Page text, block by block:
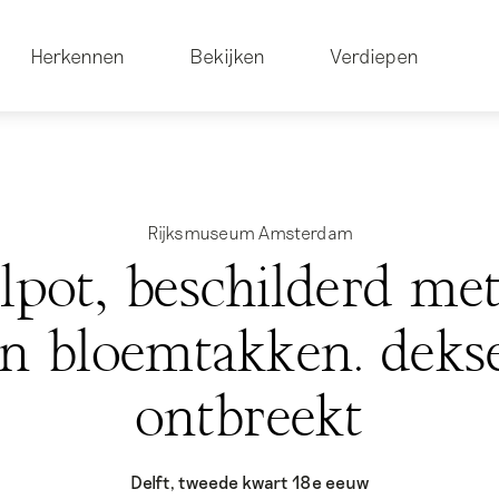
Herkennen Bekijken Verdiepen
Rijksmuseum Amsterdam
beschilderd
bloemtakken.
ontbreekt
Delft, tweede kwart 18e eeuw